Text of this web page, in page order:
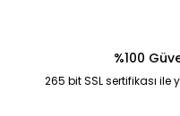
%100
265 bit SSL sertifikası